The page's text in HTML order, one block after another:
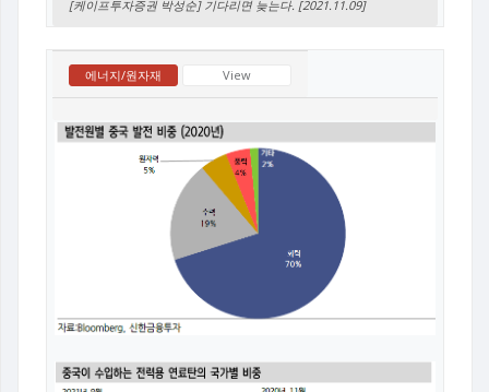
[케이프투자증권 박성순] 기다리면 늦는다. [2021.11.09]
에너지/원자재 View